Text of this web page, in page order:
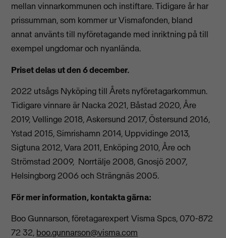
mellan vinnarkommunen och instiftare. Tidigare år har
prissumman, som kommer ur Vismafonden, bland
annat använts till nyföretagande med inriktning på till
exempel ungdomar och nyanlända.
Priset delas ut den 6 december.
2022 utsågs Nyköping till Årets nyföretagarkommun.
Tidigare vinnare är Nacka 2021, Båstad 2020, Åre
2019, Vellinge 2018, Askersund 2017, Östersund 2016,
Ystad 2015, Simrishamn 2014, Uppvidinge 2013,
Sigtuna 2012, Vara 2011, Enköping 2010, Åre och
Strömstad 2009, Norrtälje 2008, Gnosjö 2007,
Helsingborg 2006 och Strängnäs 2005.
För mer information, kontakta gärna:
​Boo Gunnarson, företagarexpert Visma Spcs, 070-872
72 32, boo.gunnarson@visma.com